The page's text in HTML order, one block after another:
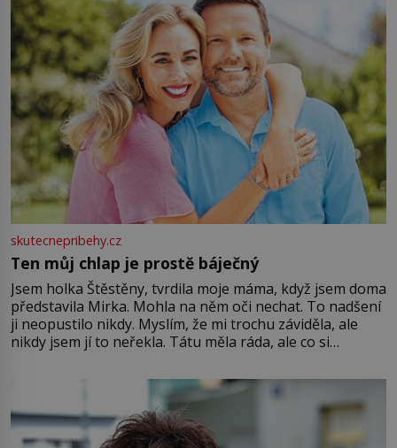
skutecnepribehy.cz
Ten můj chlap je prostě báječný
Jsem holka Štěstěny, tvrdila moje máma, když jsem doma
představila Mirka. Mohla na něm oči nechat. To nadšení
ji neopustilo nikdy. Myslím, že mi trochu záviděla, ale
nikdy jsem jí to neřekla. Tátu měla ráda, ale co si
Jsme spolu moc rádi Tehdy byla jiná doba, když